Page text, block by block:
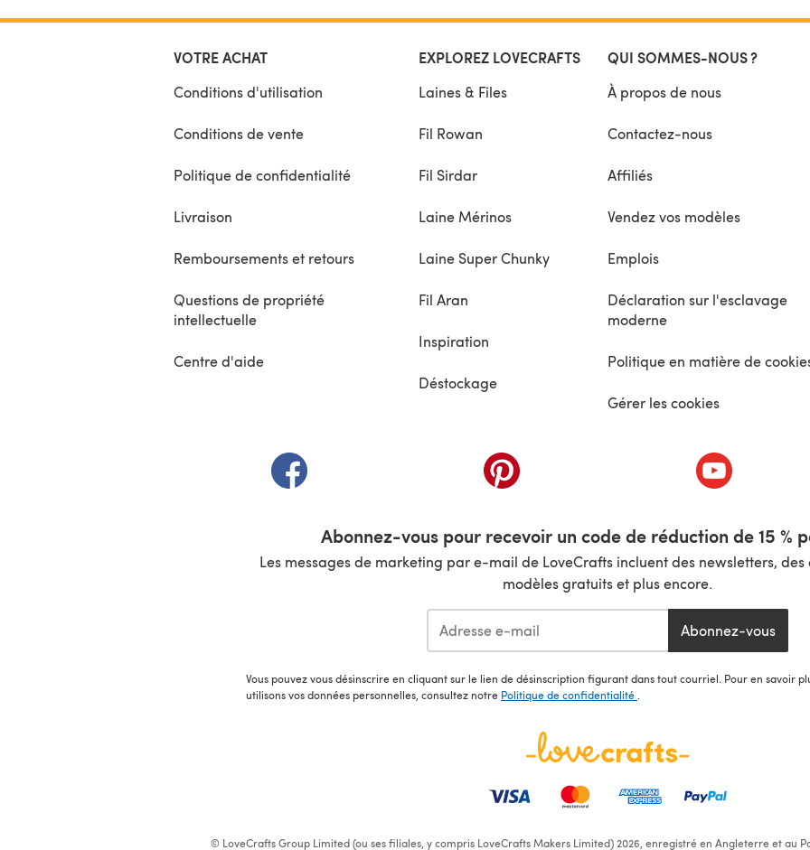
VOTRE ACHAT
Conditions d'utilisation
Conditions de vente
Politique de confidentialité
Livraison
Remboursements et retours
Questions de propriété
intellectuelle
Centre d'aide
EXPLOREZ LOVECRAFTS
Laines & Files
Fil Rowan
Fil Sirdar
Laine Mérinos
Laine Super Chunky
Fil Aran
Inspiration
Déstockage
QUI SOMMES-NOUS ?
À propos de nous
Contactez-nous
Affiliés
Vendez vos modèles
Emplois
Déclaration sur l'esclavage
moderne
Politique en matière de
Gérer les cookies
(s'ouvre dans un nouvel onglet) (s'ouvre dans un nouvel onglet) (s'ouvre dans
Abonnez-vous pour recevoir un code de réduction de 15 %
Les messages de marketing par e-mail de LoveCrafts incluent des newsletters,
modèles gratuits et plus encore.
Abonnez-vous
Vous pouvez vous désinscrire en cliquant sur le lien de désinscription figurant dans tout courriel. Pour en savoir
utilisons vos données personnelles, consultez notre Politique de confidentialité .
© LoveCrafts Group Limited (ou ses filiales, y compris LoveCrafts Makers Limited) 2026, enregistré en Angleterre et au